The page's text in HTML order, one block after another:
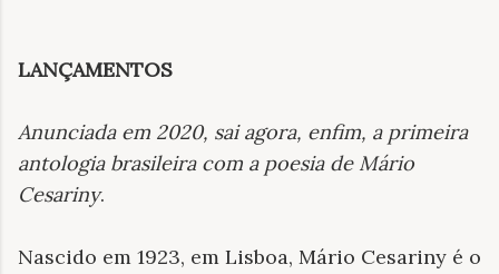
LANÇAMENTOS
Anunciada em 2020, sai agora, enfim, a primeira
antologia brasileira com a poesia de Mário
Cesariny.
Nascido em 1923, em Lisboa, Mário Cesariny é o